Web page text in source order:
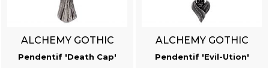
ALCHEMY GOTHIC
Pendentif 'Death Cap'
ALCHEMY GOTHIC
Pendentif 'Evil-Ution'